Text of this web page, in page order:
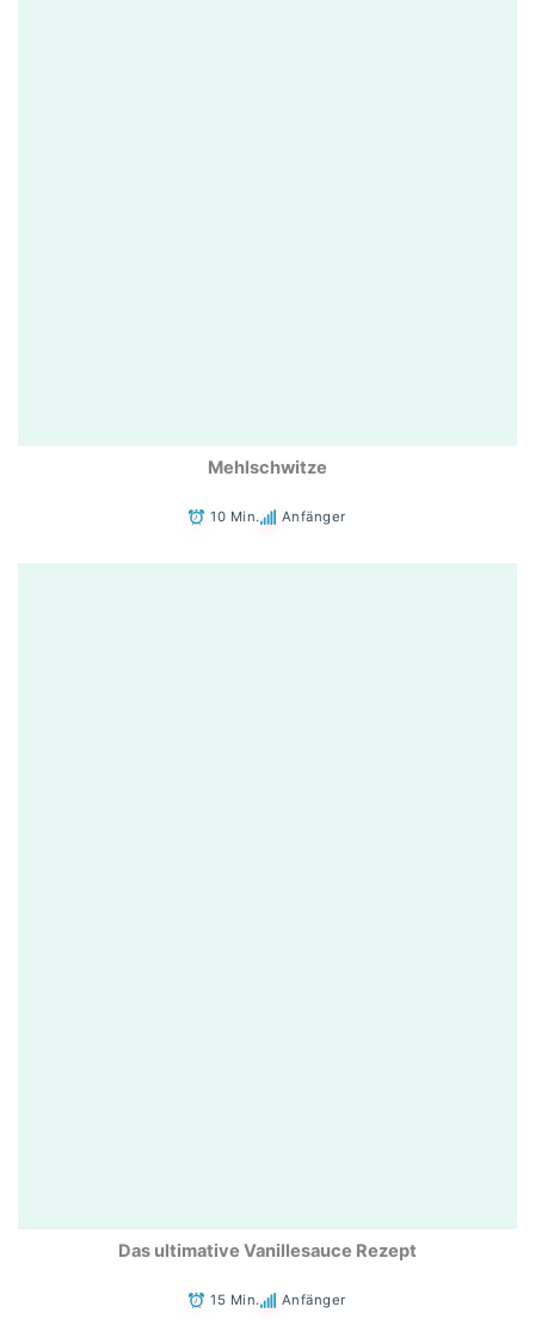
Mehlschwitze
10 Min. Anfänger
Das ultimative Vanillesauce Rezept
15 Min. Anfänger